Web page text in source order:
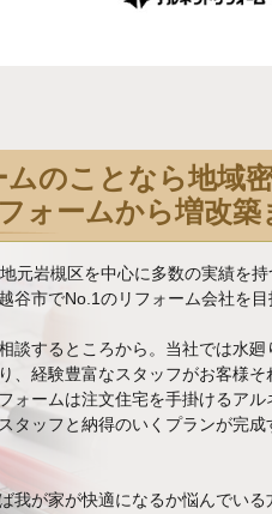
ムのことなら地域
ォームから増改築
元岩槻区を中心に多数の実績を
市でNo.1のリフォーム会社を目
談するところから。当社では水廻
、経験豊富なスタッフがお客様そ
ォームは注文住宅を手掛けるア
タッフと納得のいくプランが完成
我が家が快適になるか悩んでい